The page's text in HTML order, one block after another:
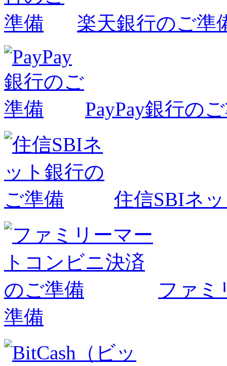
楽天銀行のご準
PayPay銀行の
住信SBIネ
ファミ
準備